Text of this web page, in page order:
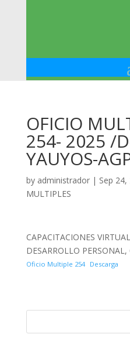
OFICIO
254- 2025 /
YAUYOS-
by administrador| Sep 24,
MULTIPLES
CAPACITACIONES
DESARROLLO
Oficio Multiple 254 Descarga